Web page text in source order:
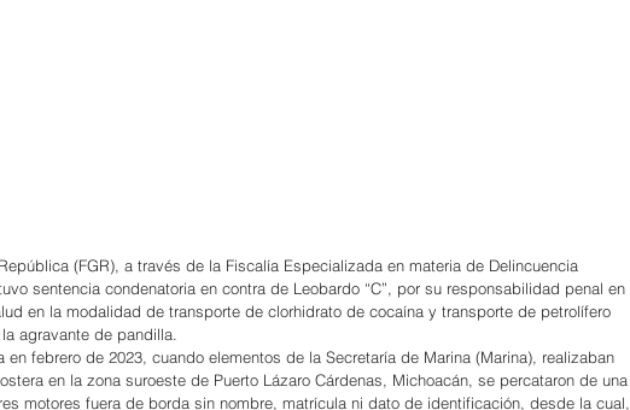
(FGR), a través de la Fiscalía Especializada en materia de Delincuencia
sentencia condenatoria en contra de Leobardo “C”, por su responsabilidad penal en
en la modalidad de transporte de clorhidrato de cocaína y transporte de petrolífero
agravante de pandilla.
en febrero de 2023, cuando elementos de la Secretaría de Marina (Marina), realizaban
en la zona suroeste de Puerto Lázaro Cárdenas, Michoacán, se percataron de una
motores fuera de borda sin nombre, matrícula ni dato de identificación, desde la cual,